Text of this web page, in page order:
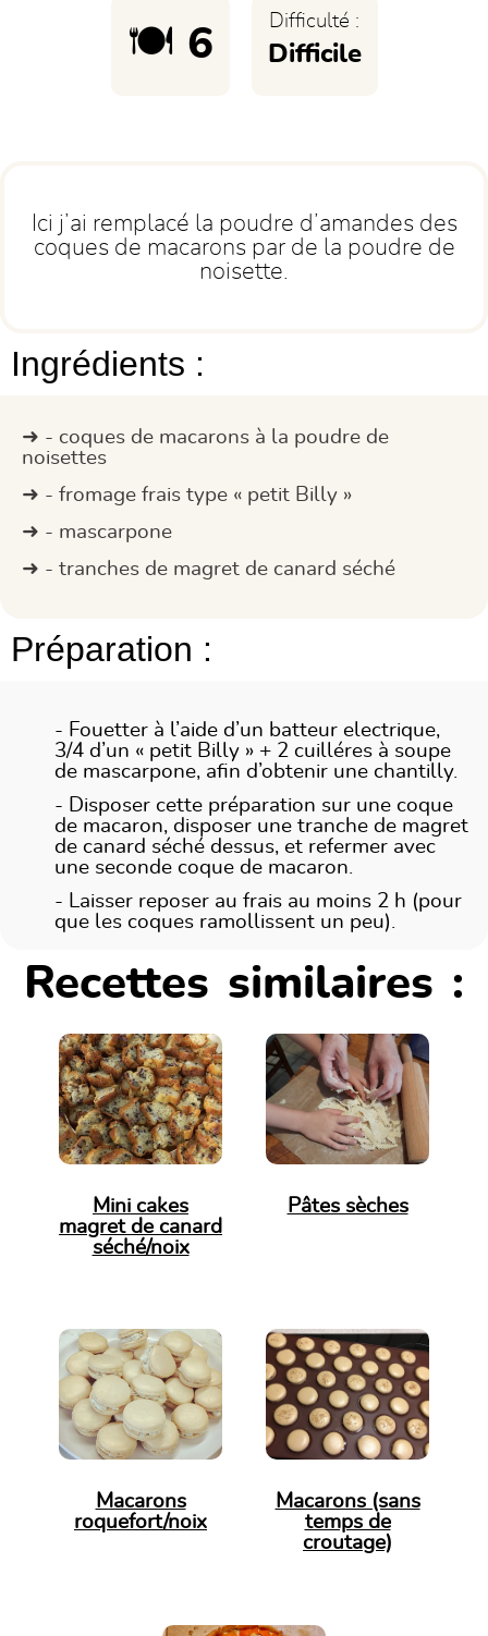
🍽️ 6
Difficulté :
Difficile
Ici j’ai remplacé la poudre d’amandes des
coques de macarons par de la poudre de
noisette.
Ingrédients :
- coques de macarons à la poudre de
noisettes
- fromage frais type « petit Billy »
- mascarpone
- tranches de magret de canard séché
Préparation :
- Fouetter à l’aide d’un batteur electrique,
3/4 d’un « petit Billy » + 2 cuilléres à soupe
de mascarpone, afin d’obtenir une chantilly.
- Disposer cette préparation sur une coque
de macaron, disposer une tranche de magret
de canard séché dessus, et refermer avec
une seconde coque de macaron.
- Laisser reposer au frais au moins 2 h (pour
que les coques ramollissent un peu).
Recettes similaires :
Mini cakes
magret de canard
séché/noix
Pâtes sèches
Macarons
roquefort/noix
Macarons (sans
temps de
croutage)